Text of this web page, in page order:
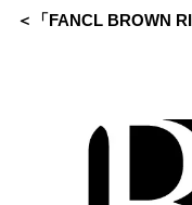
＜「FANCL BROWN